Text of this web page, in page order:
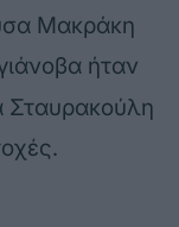
Μακράκη
ήταν
Σταυρακούλη